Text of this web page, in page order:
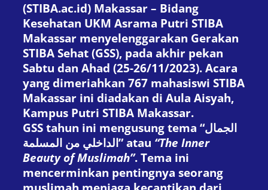
(STIBA.ac.id) Makassar – Bidang
Kesehatan UKM Asrama Putri STIBA
Makassar menyelenggarakan Gerakan
STIBA Sehat (GSS), pada akhir pekan
Sabtu dan Ahad (25-26/11/2023). Acara
yang dimeriahkan 767 mahasiswi STIBA
Makassar ini diadakan di Aula Aisyah,
Kampus Putri STIBA Makassar.
GSS tahun ini mengusung tema “الجمال
الداخلي من المسلمة” atau “The Inner
Beauty of Muslimah”. Tema ini
mencerminkan pentingnya seorang